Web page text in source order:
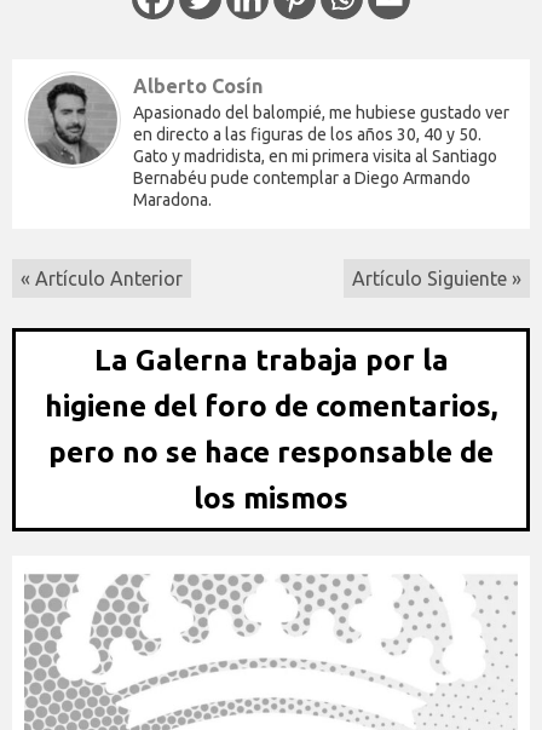
Alberto Cosín
Apasionado del balompié, me hubiese gustado ver
en directo a las figuras de los años 30, 40 y 50.
Gato y madridista, en mi primera visita al Santiago
Bernabéu pude contemplar a Diego Armando
Maradona.
« Artículo Anterior Artículo Siguiente »
La Galerna trabaja por la
higiene del foro de comentarios,
pero no se hace responsable de
los mismos